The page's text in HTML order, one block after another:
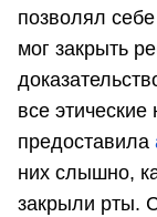
позволял
мог закрыть
все
предоставила
них слышно,
закрыли рты.